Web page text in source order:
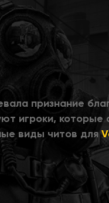
признание
игроки, которые
виды читов для